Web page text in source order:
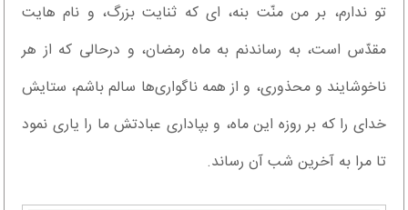
تو ندارم، بر من منّت بنه، اى که ثنایت بزرگ، و نام هایت
مقدّس است، به رساندنم به ماه رمضان، و درحالى که از هر
ناخوشایند و محذورى، و از همه ناگواری‌ها سالم باشم، ستایش
خداى را که بر روزه این ماه، و بپادارى عبادتش ما را یارى نمود
تا مرا به آخرین شب آن رساند.